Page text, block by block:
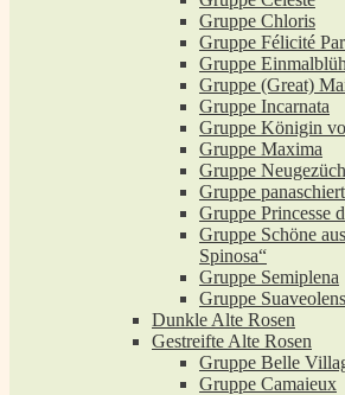
Gruppe Chloris
Gruppe Félicité
Gruppe
Gruppe (Great)
Gruppe Incarnata
Gruppe Königin
Gruppe Maxima
Gruppe
Gruppe
Gruppe Princesse
Gruppe Schöne
Spinosa“
Gruppe Semiplena
Gruppe Suaveolens
Dunkle Alte Rosen
Gestreifte Alte Rosen
Gruppe Belle
Gruppe Camaieux